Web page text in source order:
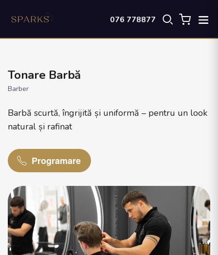
076 778877
Tonare Barbă
Barber
Barbă scurtă, îngrijită și uniformă – pentru un look
natural și rafinat
Programare